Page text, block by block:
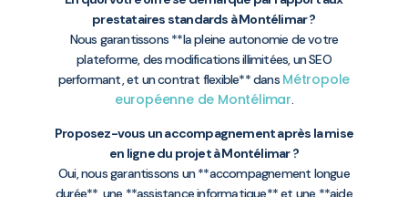
prestataires standards à Montélimar ?
Nous garantissons **la pleine autonomie de votre
plateforme, des modifications illimitées, un SEO
performant, et un contrat flexible** dans Métropole
européenne de Montélimar.
Proposez-vous un accompagnement après la mise
en ligne du projet à Montélimar ?
Oui, nous garantissons un **accompagnement longue
durée**, une **assistance informatique** et une **aide